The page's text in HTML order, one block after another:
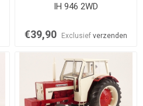
IH 946 2WD
€39,90 Exclusiefverzenden